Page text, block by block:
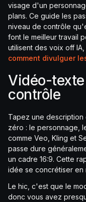
visage d'un
plans. Ce guide les
niveau de contrôle
font le meilleur travail
utilisent des voix off
comment divulguer
Vidéo-
contrôle
Tapez une description
zéro : le personnage,
comme Veo, Kling et
passe dure
un cadre 16:9. Cette
idée se concrétiser en
Le hic, c'est que le
donc vous avez